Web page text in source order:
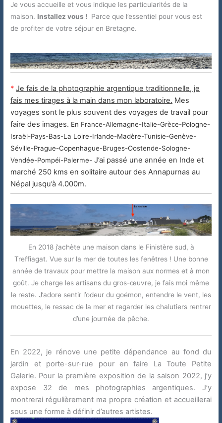
Je vous accueille et vous indique les particularités de la
maison. Installez vous ! Parce que l’essentiel pour vous est
de profiter de votre séjour en Bretagne.
*Je fais de la photographie argentique traditionnelle, je
fais mes tirages à la main dans mon laboratoire. Mes
voyages sont le plus souvent des voyages de travail pour
faire des images. En France-Allemagne-Italie-Grèce-Pologne-
Israël-Pays-Bas-La Loire-Irlande-Madère-Tunisie-Genève-
Séville-Prague-Copenhague-Bruges-Oostende-Sologne-
Vendée-Pompéi-Palerme-J’ai passé une année en Inde et
marché 250 kms en solitaire autour des Annapurnas au
Népal jusqu’à 4.000m.
En 2018 j’achète une maison dans le Finistère sud, à
Treffiagat. Vue sur la mer de toutes les fenêtres ! Une bonne
année de travaux pour mettre la maison aux normes et à mon
goût. Je charge les artisans du gros-œuvre, je fais moi même
le reste. J’adore sentir l’odeur du goémon, entendre le vent, les
mouettes, le ressac de la mer et regarder les chalutiers rentrer
d’une journée de pêche.
En 2022, je rénove une petite dépendance au fond du
jardin et porte-sur-rue pour en faire La Toute Petite
Galerie. Pour la première exposition de la saison 2022, j’y
expose 32 de mes photographies argentiques. J’y
montrerai régulièrement ma propre création et accueillerai
sous une forme à définir d’autres artistes.